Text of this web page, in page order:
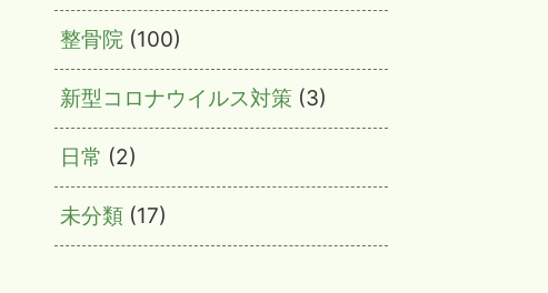
整骨院 (100)
新型コロナウイルス対策 (3)
日常 (2)
未分類 (17)